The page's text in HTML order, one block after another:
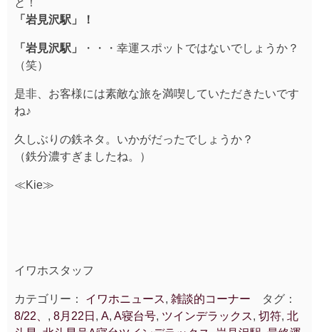
と！
「岩見沢駅」！
「岩見沢駅」
・・・幸運スポットではないでしょうか？
（笑）
是非、お客様には素敵な旅を満喫していただきたいです
ね♪
久しぶりの鉄ネタ。いかがだったでしょうか？
（鉄分濃すぎましたね。）
≪Kie≫
イワホスタッフ
カテゴリー： イワホニュース, 雑談的コーナー タグ：
8/22、 , 8月22日 , A, A寝台号, ツインデラックス, 切符, 北